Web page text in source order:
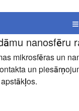
nanosfēru
mikrosfēras un
un